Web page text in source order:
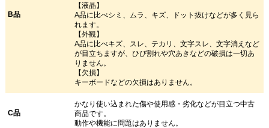
B品
【液晶】
A品に比べシミ、ムラ、キズ、ドット抜けなどが多く見ら
れます。
【外観】
A品に比べキズ、スレ、テカリ、文字スレ、文字消えなど
が目立ちますが、ひび割れや穴あきなどの破損は一切あ
りません。
【欠損】
キーボードなどの欠損はありません。
C品
かなり使い込まれた傷や使用感・劣化などが目立つ中古
商品です。
動作や機能に問題はありません。